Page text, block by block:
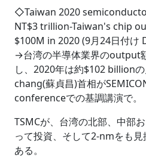
◇Taiwan 2020
NT$3 trillion-Taiwan's chip
$100M in 2020 (9月24日付け
→台湾の半導体業界のoutput
し、2020年は約$102 billion
chang(蘇貞昌)首相が
conferenceでの基調講演で。
TSMCが、台湾の北部、中部
って投資、そして2-nmをも
ある。